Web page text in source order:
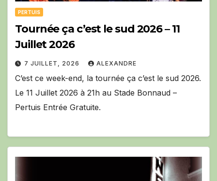
PERTUIS
Tournée ça c’est le sud 2026 – 11
Juillet 2026
7 JUILLET, 2026 ALEXANDRE
C’est ce week-end, la tournée ça c’est le sud 2026.
Le 11 Juillet 2026 à 21h au Stade Bonnaud –
Pertuis Entrée Gratuite.